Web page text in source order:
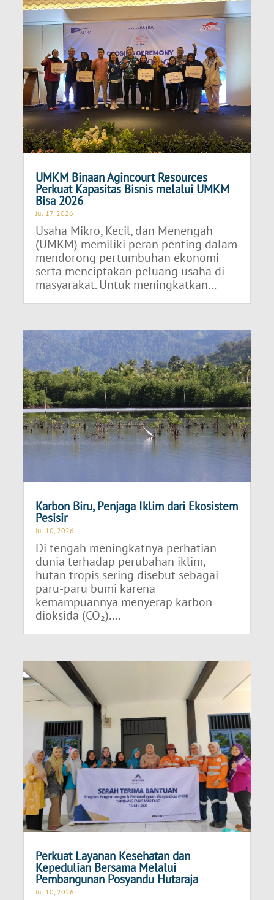
UMKM Binaan Agincourt Resources
Perkuat Kapasitas Bisnis melalui UMKM
Bisa 2026
Jul 17, 2026
Usaha Mikro, Kecil, dan Menengah
(UMKM) memiliki peran penting dalam
mendorong pertumbuhan ekonomi
serta menciptakan peluang usaha di
masyarakat. Untuk meningkatkan...
Karbon Biru, Penjaga Iklim dari Ekosistem
Pesisir
Jul 10, 2026
Di tengah meningkatnya perhatian
dunia terhadap perubahan iklim,
hutan tropis sering disebut sebagai
paru-paru bumi karena
kemampuannya menyerap karbon
dioksida (CO₂)....
Perkuat Layanan Kesehatan dan
Kepedulian Bersama Melalui
Pembangunan Posyandu Hutaraja
Jul 10, 2026